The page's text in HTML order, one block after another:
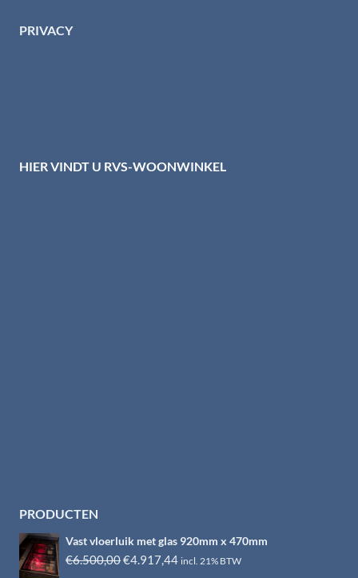
PRIVACY
HIER VINDT U RVS-WOONWINKEL
PRODUCTEN
Vast vloerluik met glas 920mm x 470mm
€6.500,00Oorspronkelijke
€4.917,44Huidige
incl. 21% BTW